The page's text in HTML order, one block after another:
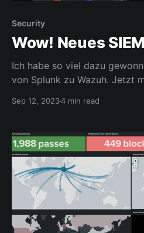
Security
Wow! Neues
Ich habe so viel dazu
von Splunk zu Wazuh. Jetzt
mich zum Wechsel bewegt
besteht, abgesehen von den
Appliances, aus drei
Sep 12, 20234 min read